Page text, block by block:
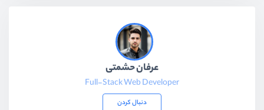
عرفان حشمتی
Full-Stack Web Developer
دنبال کردن